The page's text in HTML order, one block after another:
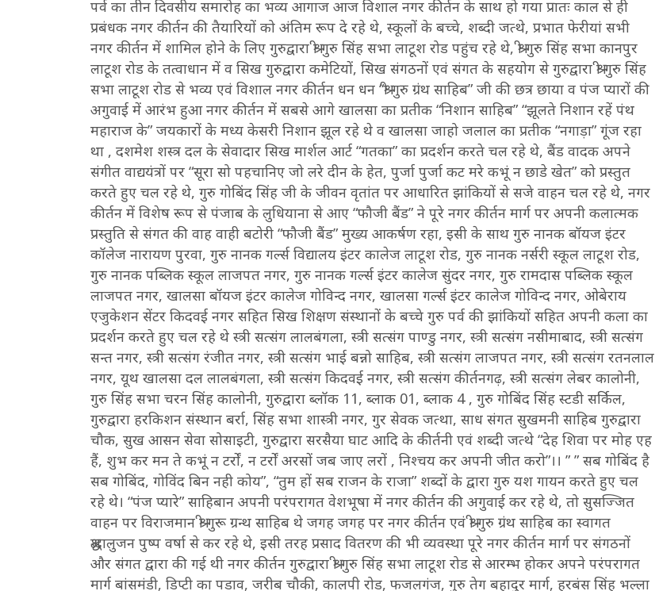
पर्व का तीन दिवसीय समारोह का भव्य आगाज आज विशाल नगर कीर्तन के साथ हो गया प्रातः काल से ही
प्रबंधक नगर कीर्तन की तैयारियों को अंतिम रूप दे रहे थे, स्कूलों के बच्चे, शब्दी जत्थे, प्रभात फेरीयां सभी
नगर कीर्तन में शामिल होने के लिए गुरुद्वारा श्री गुरु सिंह सभा लाटूश रोड पहुंच रहे थे, श्री गुरु सिंह सभा कानपुर
लाटूश रोड के तत्वाधान में व सिख गुरुद्वारा कमेटियों, सिख संगठनों एवं संगत के सहयोग से गुरुद्वारा श्री गुरु सिंह
सभा लाटूश रोड से भव्य एवं विशाल नगर कीर्तन धन धन “श्री गुरु ग्रंथ साहिब” जी की छत्र छाया व पंज प्यारों की
अगुवाई में आरंभ हुआ नगर कीर्तन में सबसे आगे खालसा का प्रतीक “निशान साहिब” “झूलते निशान रहें पंथ
महाराज के” जयकारों के मध्य केसरी निशान झूल रहे थे व खालसा जाहो जलाल का प्रतीक “नगाड़ा” गूंज रहा
था , दशमेश शस्त्र दल के सेवादार सिख मार्शल आर्ट “गतका” का प्रदर्शन करते चल रहे थे, बैंड वादक अपने
संगीत वाद्ययंत्रों पर “सूरा सो पहचानिए जो लरे दीन के हेत, पुर्जा पुर्जा कट मरे कभूं न छाडे खेत” को प्रस्तुत
करते हुए चल रहे थे, गुरु गोबिंद सिंह जी के जीवन वृतांत पर आधारित झांकियों से सजे वाहन चल रहे थे, नगर
कीर्तन में विशेष रूप से पंजाब के लुधियाना से आए “फौजी बैंड” ने पूरे नगर कीर्तन मार्ग पर अपनी कलात्मक
प्रस्तुति से संगत की वाह वाही बटोरी “फौजी बैंड” मुख्य आकर्षण रहा, इसी के साथ गुरु नानक बॉयज इंटर
कॉलेज नारायण पुरवा, गुरु नानक गर्ल्स विद्यालय इंटर कालेज लाटूश रोड, गुरु नानक नर्सरी स्कूल लाटूश रोड,
गुरु नानक पब्लिक स्कूल लाजपत नगर, गुरु नानक गर्ल्स इंटर कालेज सुंदर नगर, गुरु रामदास पब्लिक स्कूल
लाजपत नगर, खालसा बॉयज इंटर कालेज गोविन्द नगर, खालसा गर्ल्स इंटर कालेज गोविन्द नगर, ओबेराय
एजुकेशन सेंटर किदवई नगर सहित सिख शिक्षण संस्थानों के बच्चे गुरु पर्व की झांकियों सहित अपनी कला का
प्रदर्शन करते हुए चल रहे थे स्त्री सत्संग लालबंगला, स्त्री सत्संग पाण्डु नगर, स्त्री सत्संग नसीमाबाद, स्त्री सत्संग
सन्त नगर, स्त्री सत्संग रंजीत नगर, स्त्री सत्संग भाई बन्नो साहिब, स्त्री सत्संग लाजपत नगर, स्त्री सत्संग रतनलाल
नगर, यूथ खालसा दल लालबंगला, स्त्री सत्संग किदवई नगर, स्त्री सत्संग कीर्तनगढ़, स्त्री सत्संग लेबर कालोनी,
गुरु सिंह सभा चरन सिंह कालोनी, गुरुद्वारा ब्लॉक 11, ब्लाक 01, ब्लाक 4 , गुरु गोबिंद सिंह स्टडी सर्किल,
गुरुद्वारा हरकिशन संस्थान बर्रा, सिंह सभा शास्त्री नगर, गुर सेवक जत्था, साध संगत सुखमनी साहिब गुरुद्वारा
चौक, सुख आसन सेवा सोसाइटी, गुरुद्वारा सरसैया घाट आदि के कीर्तनी एवं शब्दी जत्थे “देह शिवा पर मोह एह
हैं, शुभ कर मन ते कभूं न टर्रों, न टर्रों अरसों जब जाए लरों , निश्चय कर अपनी जीत करो”।। ” ” सब गोबिंद है
सब गोबिंद, गोविंद बिन नही कोय”, “तुम हों सब राजन के राजा” शब्दों के द्वारा गुरु यश गायन करते हुए चल
रहे थे। “पंज प्यारे” साहिबान अपनी परंपरागत वेशभूषा में नगर कीर्तन की अगुवाई कर रहे थे, तो सुसज्जित
वाहन पर विराजमान श्री गुरू ग्रन्थ साहिब थे जगह जगह पर नगर कीर्तन एवं श्री गुरु ग्रंथ साहिब का स्वागत
श्रद्धालुजन पुष्प वर्षा से कर रहे थे, इसी तरह प्रसाद वितरण की भी व्यवस्था पूरे नगर कीर्तन मार्ग पर संगठनों
और संगत द्वारा की गई थी नगर कीर्तन गुरुद्वारा श्री गुरु सिंह सभा लाटूश रोड से आरम्भ होकर अपने परंपरागत
मार्ग बांसमंडी, डिप्टी का पडाव, जरीब चौकी, कालपी रोड, फजलगंज, गुरु तेग बहादुर मार्ग, हरबंस सिंह भल्ला